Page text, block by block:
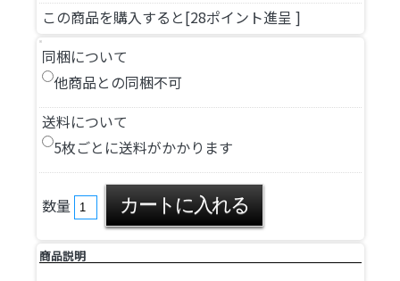
この商品を購入すると[28ポイント進呈 ]
同梱について
他商品との同梱不可
送料について
5枚ごとに送料がかかります
数量
商品説明